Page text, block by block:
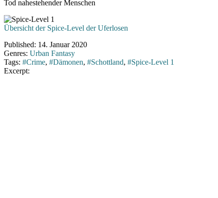
Tod nahestehender Menschen
Übersicht der Spice-Level der Uferlosen
Published: 14. Januar 2020
Genres: Urban Fantasy
Tags: #Crime, #Dämonen, #Schottland, #Spice-Level 1
Excerpt: